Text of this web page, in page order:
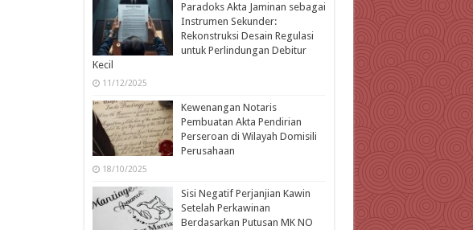
Paradoks Akta Jaminan sebagai
Instrumen Sekunder:
Rekonstruksi Desain Regulasi
untuk Perlindungan Debitur
Kecil
11/12/2025
Kewenangan Notaris
Pembuatan Akta Pendirian
Perseroan di Wilayah Domisili
Perusahaan
18/10/2025
Sisi Negatif Perjanjian Kawin
Setelah Perkawinan
Berdasarkan Putusan MK NO